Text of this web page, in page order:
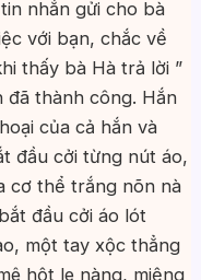
nhắn gửi cho bà
với bạn, chắc về
thấy bà Hà trả lời ”
đã thành công. Hắn
của cả hắn và
đầu cởi từng nút áo,
cơ thể trắng nõn nà
đầu cởi áo lót
một tay xộc thẳng
hột le nàng, miệng